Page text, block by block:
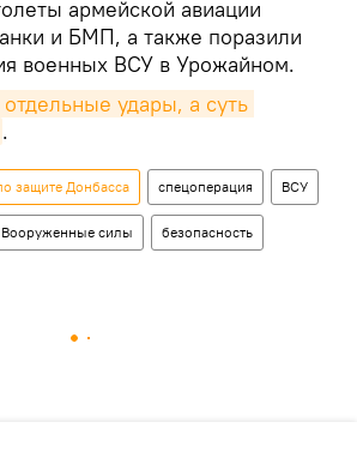
армейской авиации
и БМП, а также поразили
военных ВСУ в Урожайном.
удары, а суть
.
защите Донбасса спецоперация ВСУ
Вооруженные силы безопасность